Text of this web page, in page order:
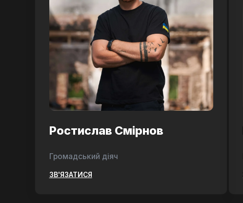
Ростислав Смірнов
Громадський діяч
ЗВ'ЯЗАТИСЯ